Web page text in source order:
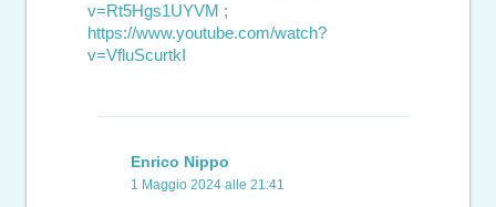
v=Rt5Hgs1UYVM ;
https://www.youtube.com/watch?
v=VfluScurtkI
Enrico Nippo
1 Maggio 2024 alle 21:41